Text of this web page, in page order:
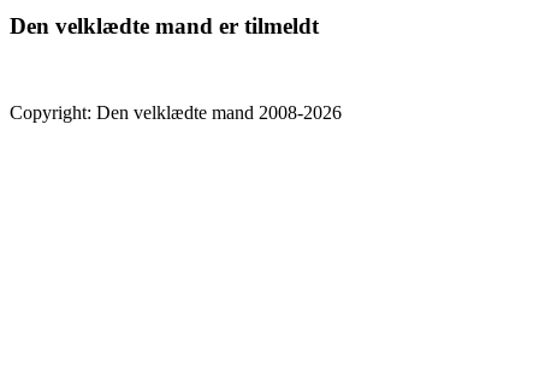
Den velklædte mand er tilmeldt
Copyright: Den velklædte mand 2008-2026